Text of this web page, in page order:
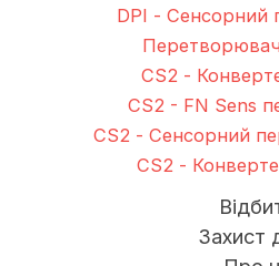
DPI - Сенсорний
Перетворювач
CS2 -
CS2 - FN Sens
CS2 - Сенсорний
CS2 -
Захист